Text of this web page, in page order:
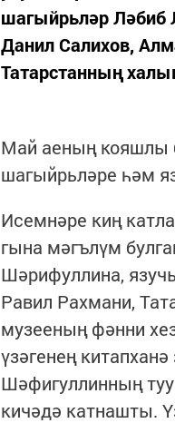
шагыйрьләр Ләбиб
Данил Салихов,
Татарстанның
Май аеның кояшлы
шагыйрьләре һәм
Исемнәре киң
гына мәгълүм
Шәрифуллина,
Равил Рахмани,
музееның фәнни
үзәгенең
Шәфигуллинның
кичәдә катнашты.